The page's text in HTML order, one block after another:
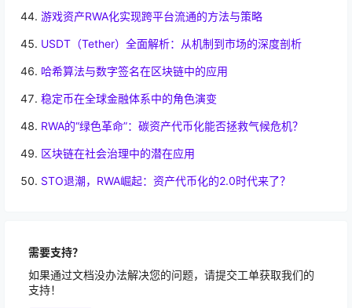
游戏资产RWA化实现跨平台流通的方法与策略
USDT（Tether）全面解析：从机制到市场的深度剖析
哈希算法与数字签名在区块链中的应用
稳定币在全球金融体系中的角色演变
RWA的“绿色革命”：碳资产代币化能否拯救气候危机？
区块链在社会治理中的潜在应用
STO退潮，RWA崛起：资产代币化的2.0时代来了？
需要支持？
如果通过文档没办法解决您的问题，请提交工单获取我们的
支持！